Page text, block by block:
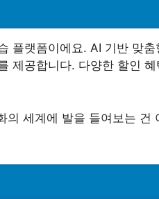
플랫폼이에요. AI 기반 맞춤
제공합니다. 다양한 할인
의 세계에 발을 들여보는 건